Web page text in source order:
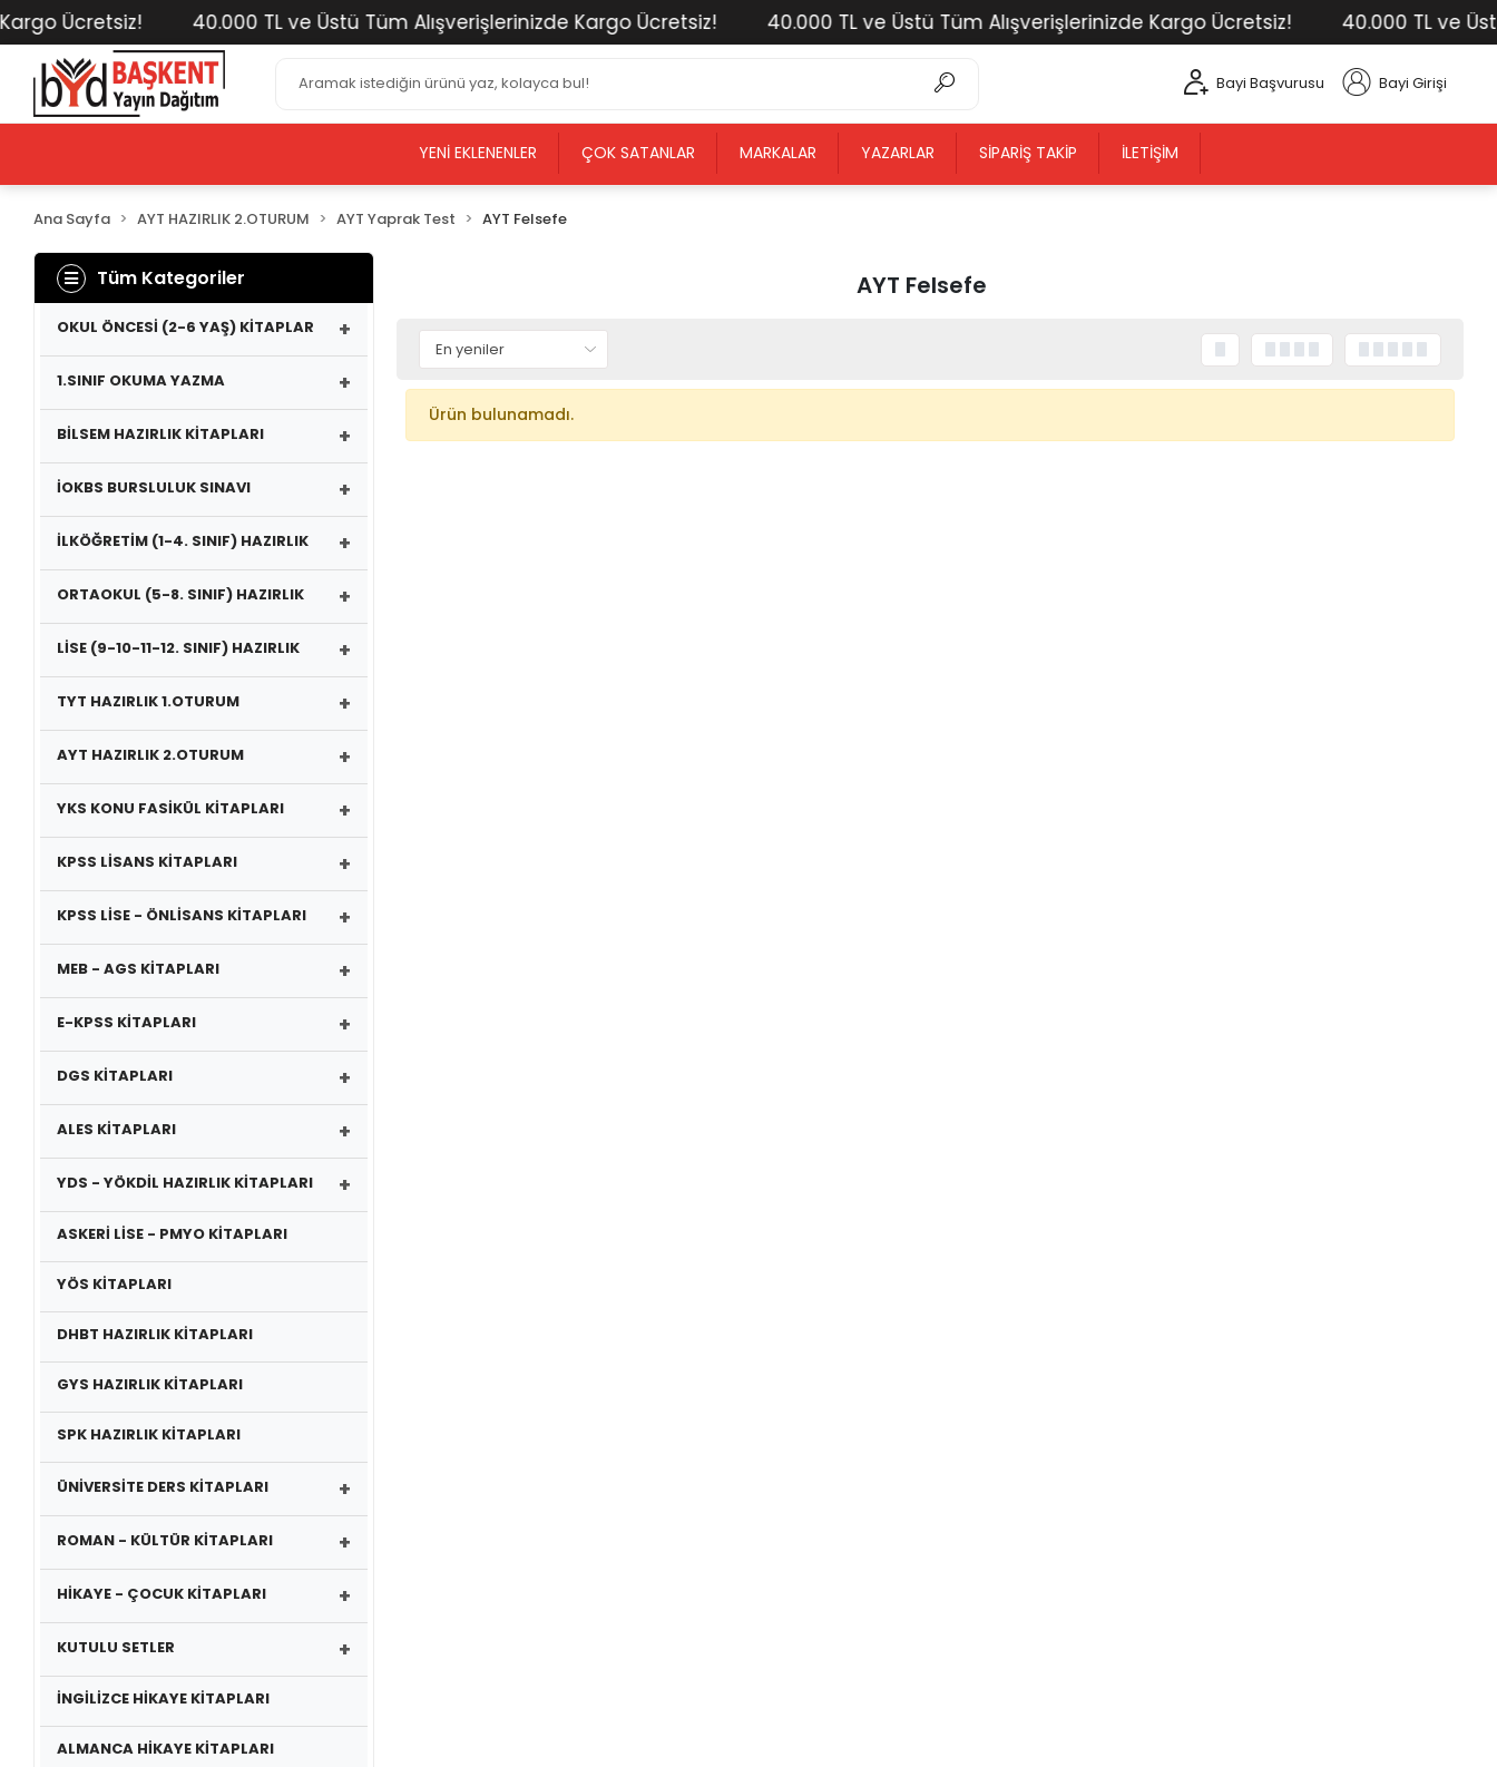
Ücretsiz! 40.000 TL ve Üstü Tüm Alışverişlerinizde Kargo Ücretsiz! 40.000 TL ve Üstü Tüm Alışverişlerinizde Kargo Ücretsiz! 40.000 TL ve Üstü
Bayi Başvurusu Bayi Girişi
YENI EKLENENLER ÇOK SATANLAR MARKALAR YAZARLAR SIPARIŞ TAKIP İLETIŞIM
Ana Sayfa AYT HAZIRLIK 2.OTURUM AYT Yaprak Test AYT Felsefe
Tüm Kategoriler
OKUL ÖNCESİ (2-6 YAŞ) KİTAPLAR +
1.SINIF OKUMA YAZMA +
BİLSEM HAZIRLIK KİTAPLARI +
İOKBS BURSLULUK SINAVI +
İLKÖĞRETİM (1-4. SINIF) HAZIRLIK +
ORTAOKUL (5-8. SINIF) HAZIRLIK +
LİSE (9-10-11-12. SINIF) HAZIRLIK +
TYT HAZIRLIK 1.OTURUM +
AYT HAZIRLIK 2.OTURUM +
YKS KONU FASİKÜL KİTAPLARI +
KPSS LİSANS KİTAPLARI +
KPSS LİSE - ÖNLİSANS KİTAPLARI +
MEB - AGS KİTAPLARI +
E-KPSS KİTAPLARI +
DGS KİTAPLARI +
ALES KİTAPLARI +
YDS - YÖKDİL HAZIRLIK KİTAPLARI +
ASKERİ LİSE - PMYO KİTAPLARI
YÖS KİTAPLARI
DHBT HAZIRLIK KİTAPLARI
GYS HAZIRLIK KİTAPLARI
SPK HAZIRLIK KİTAPLARI
ÜNİVERSİTE DERS KİTAPLARI +
ROMAN - KÜLTÜR KİTAPLARI +
HİKAYE - ÇOCUK KİTAPLARI +
KUTULU SETLER +
İNGİLİZCE HİKAYE KİTAPLARI
ALMANCA HİKAYE KİTAPLARI
AYT Felsefe
Ürün bulunamadı.